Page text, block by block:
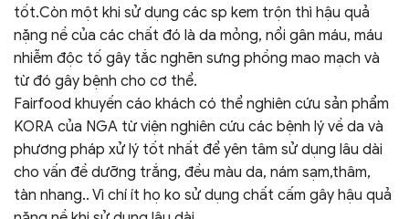
tốt.Còn một khi sử dụng các sp kem trộn thì hậu quả
nặng nề của các chất đó là da mỏng, nổi gân máu, máu
nhiễm độc tố gây tắc nghẽn sưng phồng mao mạch và
từ đó gây bệnh cho cơ thể.
Fairfood khuyến cáo khách có thể nghiên cứu sản phẩm
KORA của NGA từ viện nghiên cứu các bệnh lý về da và
phương pháp xử lý tốt nhất để yên tâm sử dụng lâu dài
cho vấn đề dưỡng trắng, đều màu da, nám sạm,thâm,
tàn nhang.. Vì chí ít họ ko sử dụng chất cấm gây hậu quả